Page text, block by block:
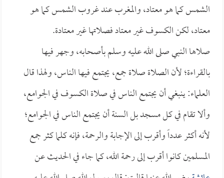
الشمس كما هو معتاد، والمغرب عند غروب الشمس كما هو
معتاد، لكن الكسوف غير معتاد فصلاتها غير معتادة.
صلاها النبي صلى الله عليه وسلم بأصحابه، وجهر فيها
بالقراءة؛ لأن الصلاة صلاة جمع، يجتمع فيها الناس، ولهذا قال
العلماء: ينبغي أن يجتمع الناس في صلاة الكسوف في الجوامع،
وألا تقام في كل مسجد بل السنة أن يجتمع الناس في الجوامع؛
لأنه أكثر عدداً وأقرب إلى الإجابة والرحمة، فإنه كلما كثر جمع
المسلمين كانوا أقرب إلى رحمة الله، كما جاء في الحديث عن